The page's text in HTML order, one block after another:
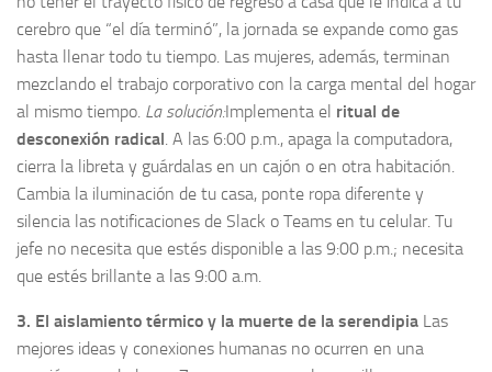
cerebro que “el día terminó”, la jornada se expande como gas
hasta llenar todo tu tiempo. Las mujeres, además, terminan
mezclando el trabajo corporativo con la carga mental del hogar
al mismo tiempo. La solución:Implementa el ritual de
desconexión radical. A las 6:00 p.m., apaga la computadora,
cierra la libreta y guárdalas en un cajón o en otra habitación.
Cambia la iluminación de tu casa, ponte ropa diferente y
silencia las notificaciones de Slack o Teams en tu celular. Tu
jefe no necesita que estés disponible a las 9:00 p.m.; necesita
que estés brillante a las 9:00 a.m.
3. El aislamiento térmico y la muerte de la serendipia Las
mejores ideas y conexiones humanas no ocurren en una